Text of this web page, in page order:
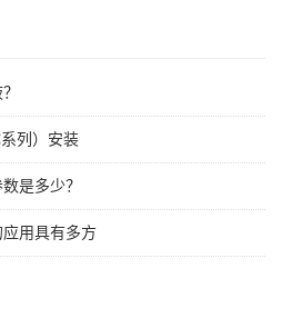
列）安装
是多少？
用具有多方